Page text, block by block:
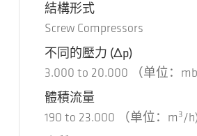
結構形式
Screw Compressors
不同的壓力 (Δp)
3.000 to 20.000 （单位：
體積流量
190 to 23.000 （单位：m 3 /h)